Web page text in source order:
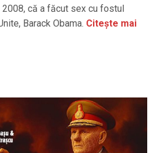
că a făcut sex cu fostul
Barack Obama. Citește mai